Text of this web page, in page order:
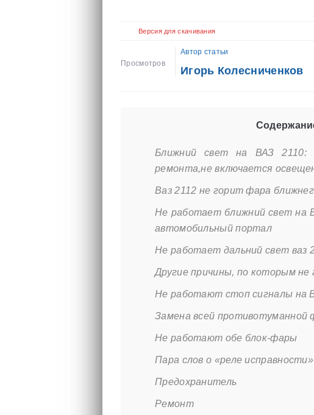
Версия для скачивания
Просмотров
Автор статьи
Игорь Колесниченков
Ближний свет на ВАЗ 2110:
ремонта,не включается
Ваз 2112 не горит фара
Не работает ближний свет на
автомобильный портал
Не работает дальний свет ваз
Другие причины, по которым
Не работают стоп сигналы на
Замена всей противотуманной
Не работают обе блок-фары
Пара слов о «реле исправности»
Предохранитель
Ремонт